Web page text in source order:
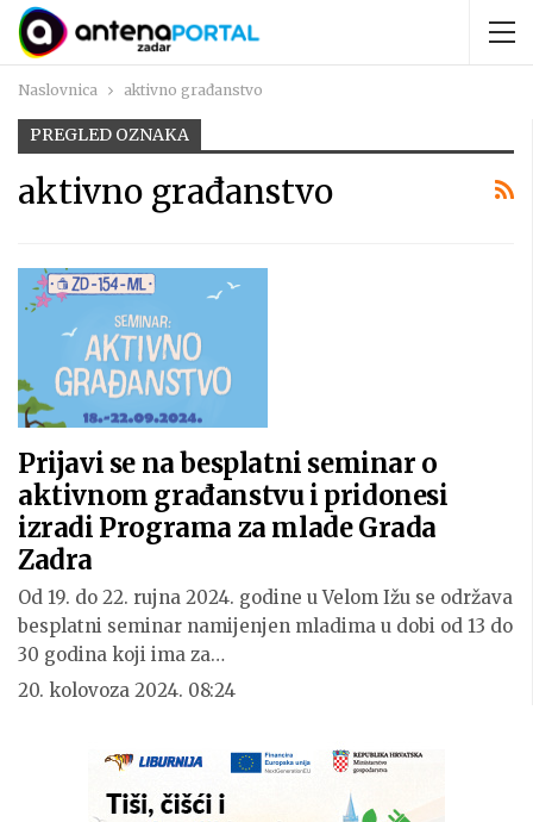
Naslovnica aktivno građanstvo
PREGLED OZNAKA
aktivno građanstvo
Prijavi se na besplatni seminar o
aktivnom građanstvu i pridonesi
izradi Programa za mlade Grada
Zadra
Od 19. do 22. rujna 2024. godine u Velom Ižu se održava
besplatni seminar namijenjen mladima u dobi od 13 do
30 godina koji ima za…
20. kolovoza 2024. 08:24